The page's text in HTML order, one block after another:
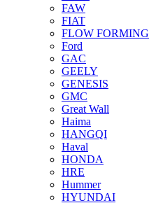
FAW
FIAT
FLOW FORMING
Ford
GAC
GEELY
GENESIS
GMC
Great Wall
Haima
HANGQI
Haval
HONDA
HRE
Hummer
HYUNDAI